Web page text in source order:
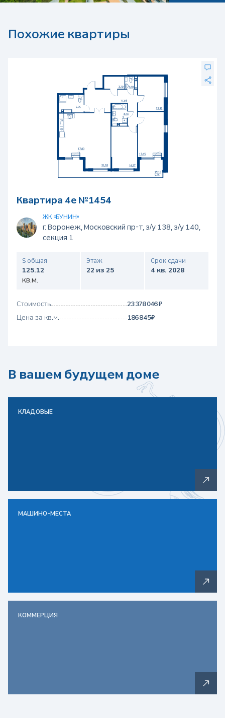
Похожие квартиры
Квартира 4е №1454
ЖК «БУНИН»
г. Воронеж, Московский пр-т, з/у 138, з/у 140,
секция 1
S общая
125.12
кв.м.
Этаж
22 из 25
Срок сдачи
4 кв. 2028
Стоимость
23 378 046 ₽
Цена за кв.м.
186 845 ₽
В вашем будущем доме
КЛАДОВЫЕ
МАШИНО-МЕСТА
КОММЕРЦИЯ